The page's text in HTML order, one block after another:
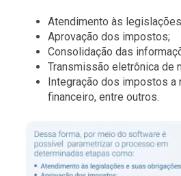
Atendimento às
Aprovação dos impostos;
Consolidação das
Transmissão eletrônica de
Integração dos impostos a
financeiro, entre outros.